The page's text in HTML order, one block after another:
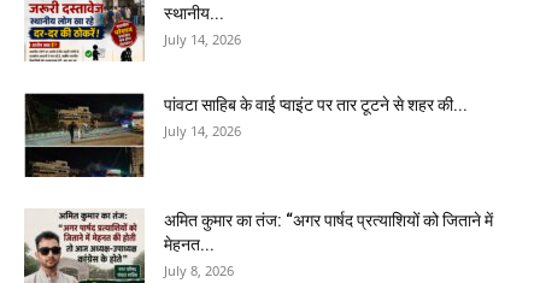
स्थानीय...
July 14, 2026
पांवटा साहिब के वाई प्वाइंट पर तार टूटने से शहर की...
July 14, 2026
अमित कुमार का तंज: “अगर पार्षद प्रत्याशियों को जिताने में
मेहनत...
July 8, 2026